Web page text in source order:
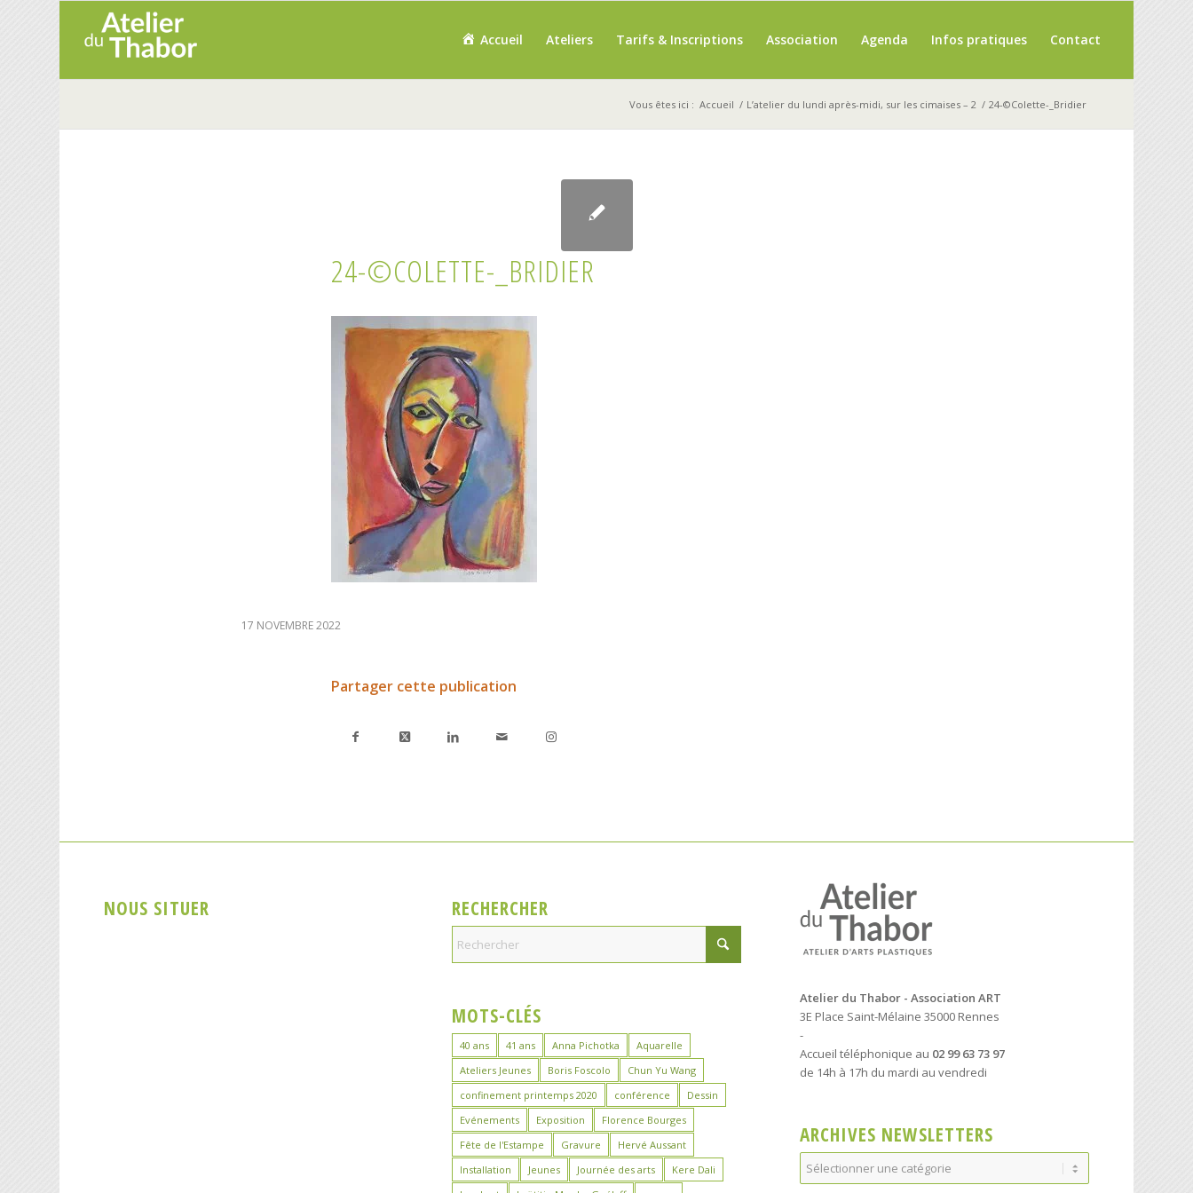
Accueil Ateliers Tarifs & Inscriptions Association Agenda Infos pratiques Contact
Vous êtes ici : Accueil / L’atelier du lundi après-midi, sur les cimaises – 2 / 24-©Colette-_Bridier
24-©COLETTE-_BRIDIER
17 NOVEMBRE 2022
Partager cette publication
NOUS SITUER RECHERCHER
MOTS-CLÉS
40 ans 41 ans Anna Pichotka
Aquarelle
Ateliers Jeunes
Boris Foscolo
Chun Yu Wang
confinement printemps 2020
conférence
Dessin
Evénements
Exposition
Florence Bourges
Fête de l'Estampe
Gravure
Hervé Aussant
Installation
Jeunes Journée des arts
Kere Dali
Atelier du Thabor - Association ART
3E Place Saint-Mélaine 35000 Rennes
-
Accueil téléphonique au 02 99 63 73 97
de 14h à 17h du mardi au vendredi
ARCHIVES NEWSLETTERS
Archives
Newsletters